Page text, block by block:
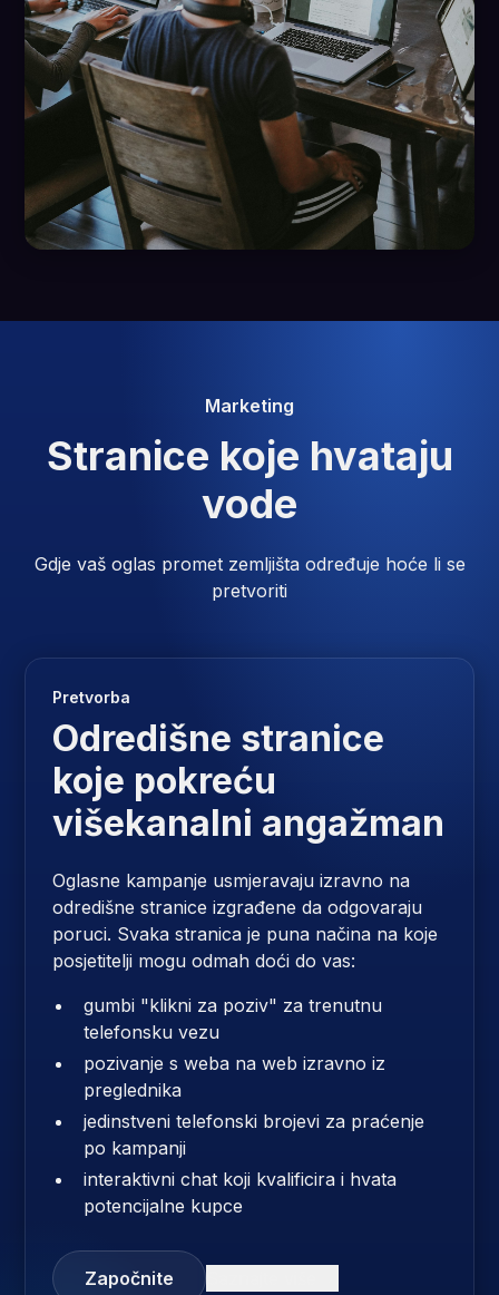
Marketing
Stranice koje hvataju
vode
Gdje vaš oglas promet zemljišta određuje hoće li se
pretvoriti
Pretvorba
Odredišne ​​stranice
koje pokreću
višekanalni angažman
Oglasne kampanje usmjeravaju izravno na
odredišne ​​stranice izgrađene da odgovaraju
poruci. Svaka stranica je puna načina na koje
posjetitelji mogu odmah doći do vas:
gumbi "klikni za poziv" za trenutnu
telefonsku vezu
pozivanje s weba na web izravno iz
preglednika
jedinstveni telefonski brojevi za praćenje
po kampanji
interaktivni chat koji kvalificira i hvata
potencijalne kupce
Započnite